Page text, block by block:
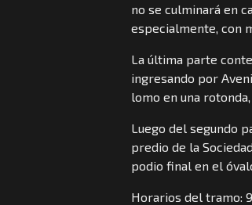
no se culminará en
especialmente, con
La última parte
ingresando por
lomo en una
Luego del segundo
predio de la
podio final en el
Horarios del tramo: